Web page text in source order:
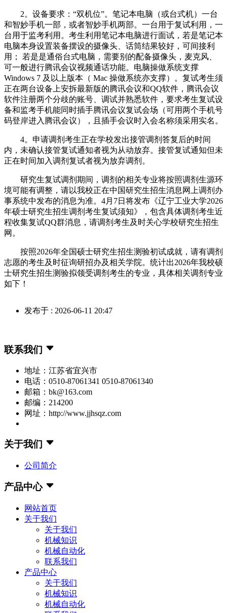
2。设备要求：“双机位”。笔记本电脑（或台式机）一台
和智妙手机一部，或者智妙手机两部。一台用于复试利用，一
台用于监考利用。考生利用笔记本电脑进行面试，若是笔记本
电脑本身设置装备摆设的摄像头、话筒结果较好，可间接利
用； 若是是通俗台式电脑，需要别的配备摄像头，麦克风、
可一般进行腾讯会议视频通话功能。电脑操做系统支撑
Windows 7 及以上版本（ Mac 操做系统亦支撑）。复试考生须
正在两台设备上安拆最新版的腾讯会议和QQ软件，腾讯会议
软件注册两个分歧的账号、调试并熟悉软件，要求考生复试设
备和监考手机能同时插手腾讯会议复试会场（可用两个手机号
码登岸进入腾讯会议），且插手会议时入会名称须采用实名。
4。申请调剂考生正在学校发出接管调剂答复后的时间
内，未确认接管复试通知者视为从动放弃。接管复试通知但未
正在时间加入调剂复试者视为放弃调剂。
研究生复试调剂期间，调剂的相关专业将按照调剂生源环
境可能有调整，请以我校正在中国研究生招生消息网上调剂办
事系统中发布的消息为准。4月7日将发布《辽宁工业大学2026
年硕士研究生招生调剂考生复试须知》，包含具体调剂考生近
程收集复试QQ群消息，请调剂考生及时关心学校研究生招生
网。
按照2026年全国硕士研究生招生测验初试成就，请有调剂
志愿的考生及时征询研招办及相关学院。统计出2026年我校硕
士研究生招生测验拟领受调剂考生的专业，具体相关调剂专业
如下！
发布于 : 2026-06-11 20:47
联系我们
地址：江苏省宜兴市
电话：0510-87061341 0510-87061340
邮箱：bk@163.com
邮编：214200
网址：http://www.jjhsqz.com
关于我们
公司简介
产品中心
网站首页
关于我们
关于我们
机械知识
机械自动化
联系我们
产品中心
关于我们
机械知识
机械自动化